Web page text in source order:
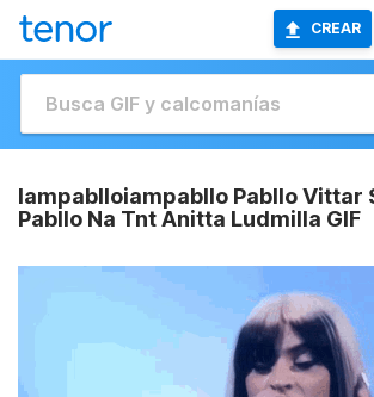
CREAR
Iampablloiampabllo Pabllo Vittar
Pabllo Na Tnt Anitta Ludmilla GIF